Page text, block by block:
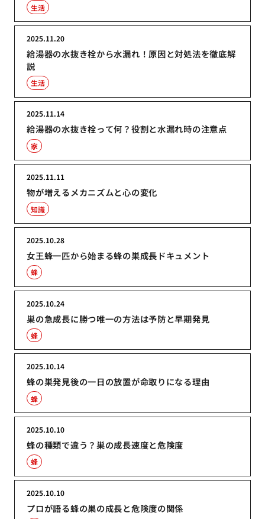
生活
給湯器の水抜き栓から水漏れ！原因と対処法を徹底解
説
2025.11.20
生活
給湯器の水抜き栓って何？役割と水漏れ時の注意点
2025.11.14
家
物が増えるメカニズムと心の変化
2025.11.11
知識
女王蜂一匹から始まる蜂の巣成長ドキュメント
2025.10.28
蜂
巣の急成長に勝つ唯一の方法は予防と早期発見
2025.10.24
蜂
蜂の巣発見後の一日の放置が命取りになる理由
2025.10.14
蜂
蜂の種類で違う？巣の成長速度と危険度
2025.10.10
蜂
プロが語る蜂の巣の成長と危険度の関係
2025.10.10